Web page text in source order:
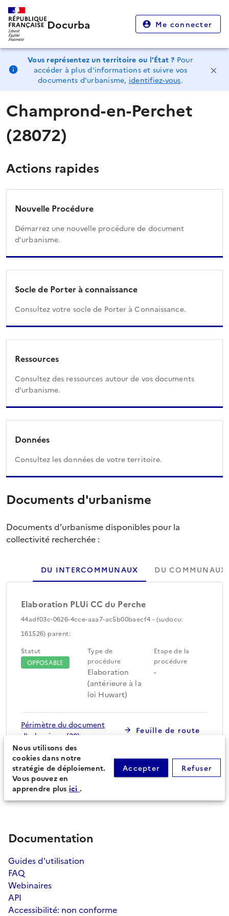
Docurba Me connecter
Vous représentez un territoire ou l'État ? Pour
accéder à plus d'informations et suivre vos
documents d'urbanisme, identifiez-vous.
Champrond-en-Perchet
(28072)
Actions rapides
Nouvelle Procédure
Démarrez une nouvelle procédure de document
d’urbanisme.
Socle de Porter à connaissance
Consultez votre socle de Porter à Connaissance.
Ressources
Consultez des ressources autour de vos documents
d’urbanisme.
Données
Consultez les données de votre territoire.
Documents d'urbanisme
Documents d’urbanisme disponibles pour la
collectivité recherchée :
DU INTERCOMMUNAUX DU COMMUNAUX
Elaboration PLUi CC du Perche
44adf03c-0626-4cce-aaa7-ac5b00baecf4 - (sudocu:
161526) parent:
Statut
OPPOSABLE
Type de
procédure
Elaboration
(antérieure à la
loi Huwart)
Etape de la
procédure
-
Périmètre du document
d'urbanisme (20)
Feuille de route
Procédures secondaires
Documentation
Guides d'utilisation
FAQ
Webinaires
API
Accessibilité: non conforme
Nous utilisons des
cookies dans notre
stratégie de déploiement.
Vous pouvez en
apprendre plus ici .
Accepter Refuser